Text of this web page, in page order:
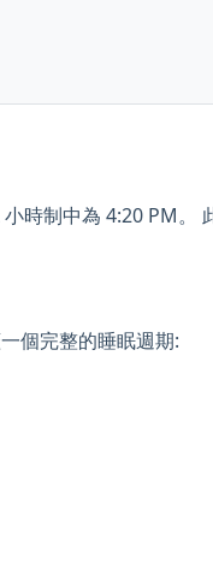
時制中為 4:20 PM。
個完整的睡眠週期: